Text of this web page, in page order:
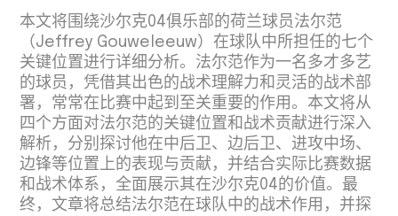
本文将围绕沙尔克04俱乐部的荷兰球员法尔范
（Jeffrey Gouweleeuw）在球队中所担任的七个
关键位置进行详细分析。法尔范作为一名多才多艺
的球员，凭借其出色的战术理解力和灵活的战术部
署，常常在比赛中起到至关重要的作用。本文将从
四个方面对法尔范的关键位置和战术贡献进行深入
解析，分别探讨他在中后卫、边后卫、进攻中场、
边锋等位置上的表现与贡献，并结合实际比赛数据
和战术体系，全面展示其在沙尔克04的价值。最
终，文章将总结法尔范在球队中的战术作用，并探